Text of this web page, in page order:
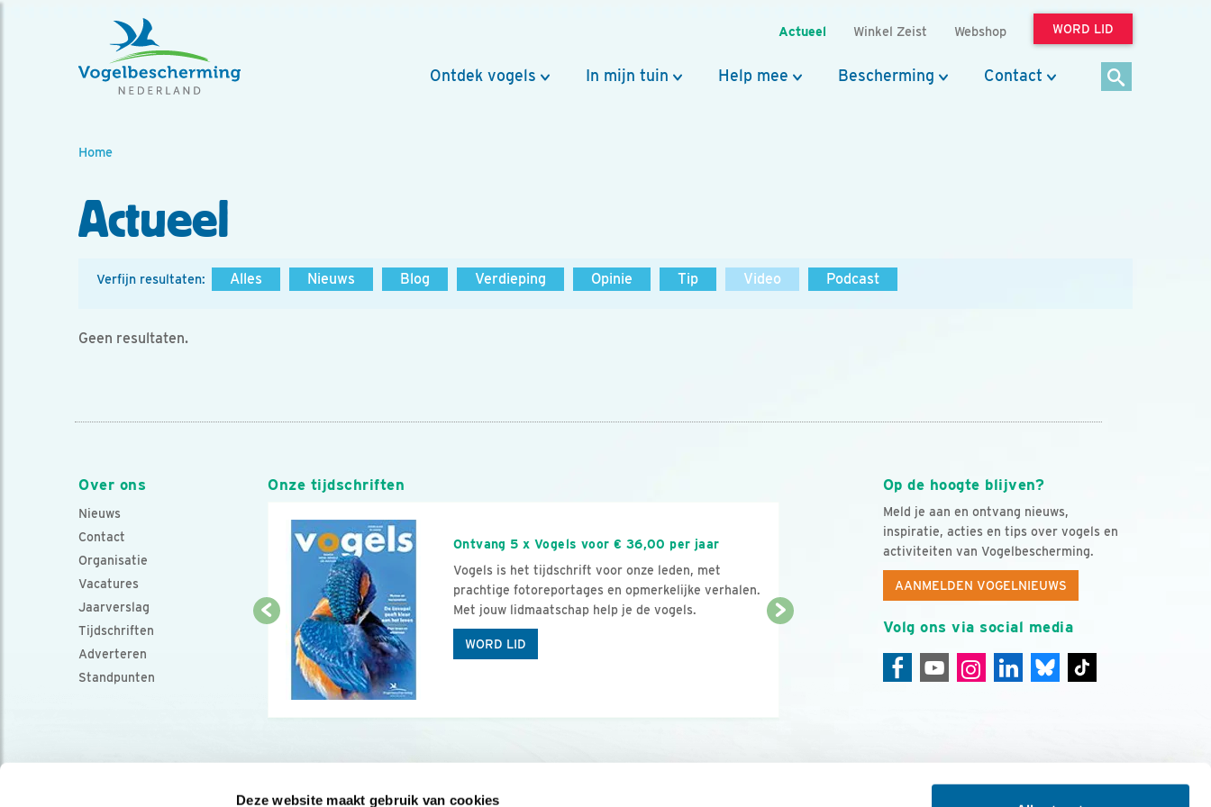
Deze website maakt gebruik van cookies
Actueel Winkel Zeist Webshop WORD LID
Ontdek vogels In mijn tuin Help mee Bescherming Contact
Home
Actueel
Verfijn resultaten: Alles Nieuws Blog Verdieping Opinie Tip Video Podcast
Geen resultaten.
Over ons
Nieuws
Contact
Organisatie
Vacatures
Jaarverslag
Tijdschriften
Adverteren
Standpunten
Op de hoogte blijven?
Meld je aan en ontvang nieuws,
inspiratie, acties en tips over vogels en
activiteiten van Vogelbescherming.
AANMELDEN VOGELNIEUWS
Volg ons via social media
Onze tijdschriften
Ontvang 5 x Vogels voor € 36,00 per jaar
Vogels is het tijdschrift voor onze leden, met
prachtige fotoreportages en opmerkelijke verhalen.
Met jouw lidmaatschap help je de vogels.
WORD LID